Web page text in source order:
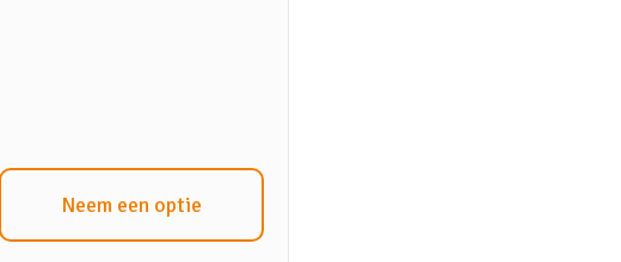
Neem een optie